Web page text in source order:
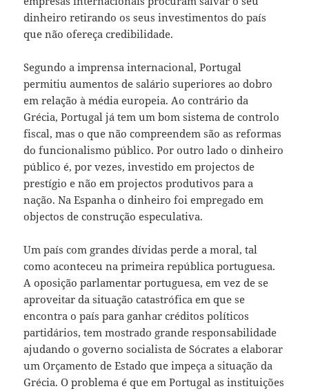
dinheiro retirando os seus investimentos do país
que não ofereça credibilidade.
Segundo a imprensa internacional, Portugal
permitiu aumentos de salário superiores ao dobro
em relação à média europeia. Ao contrário da
Grécia, Portugal já tem um bom sistema de controlo
fiscal, mas o que não compreendem são as reformas
do funcionalismo público. Por outro lado o dinheiro
público é, por vezes, investido em projectos de
prestígio e não em projectos produtivos para a
nação. Na Espanha o dinheiro foi empregado em
objectos de construção especulativa.
Um país com grandes dívidas perde a moral, tal
como aconteceu na primeira república portuguesa.
A oposição parlamentar portuguesa, em vez de se
aproveitar da situação catastrófica em que se
encontra o país para ganhar créditos políticos
partidários, tem mostrado grande responsabilidade
ajudando o governo socialista de Sócrates a elaborar
um Orçamento de Estado que impeça a situação da
Grécia. O problema é que em Portugal as instituições